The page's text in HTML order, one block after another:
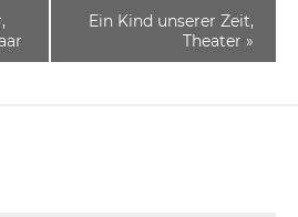
Ein Kind unserer Zeit,
Theater »